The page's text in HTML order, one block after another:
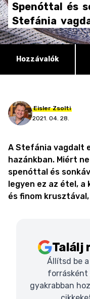
Spenóttal és
Stefánia
Hozzávalók
Eisler Zsolti
2021. 04. 28.
A Stefánia vagdalt
hazánkban. Miért
spenóttal és
legyen ez az étel,
és finom
Találj
Állítsd be
forrásként
gyakrabban